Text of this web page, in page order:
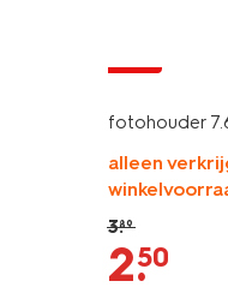
fotohouder
alleen
3.89
2.
50